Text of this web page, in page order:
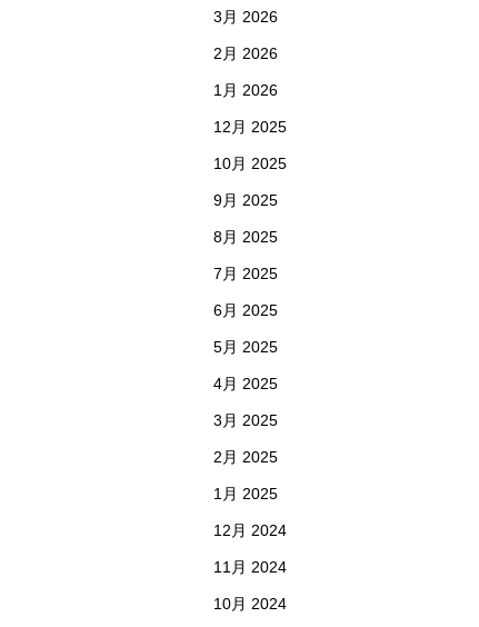
3月 2026
2月 2026
1月 2026
12月 2025
10月 2025
9月 2025
8月 2025
7月 2025
6月 2025
5月 2025
4月 2025
3月 2025
2月 2025
1月 2025
12月 2024
11月 2024
10月 2024